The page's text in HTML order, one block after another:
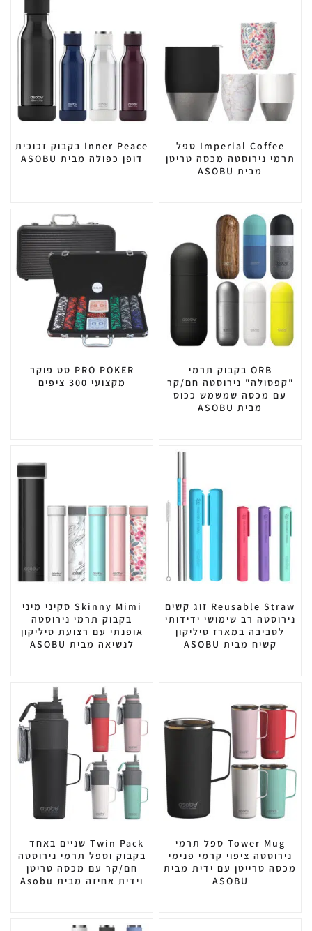
Imperial Coffee ספל
תרמי נירוסטה מכסה טריטן
מבית ASOBU
Inner Peace בקבוק זכוכית
דופן כפולה מבית ASOBU
ORB בקבוק תרמי
"קפסולה" נירוסטה חם/קר
עם מכסה שמשמש ככוס
מבית ASOBU
PRO POKER סט פוקר
מקצועי 300 ציפים
Reusable Straw זוג קשים
נירוסטה רב שימושי ידידותי
לסביבה במארז סיליקון
קשיח מבית ASOBU
Skinny Mimi סקיני מיני
בקבוק תרמי נירוסטה
אופנתי עם רצועת סיליקון
לנשיאה מבית ASOBU
Tower Mug ספל תרמי
נירוסטה ציפוי קרמי פנימי
מכסה טרייטן עם ידית מבית
ASOBU
Twin Pack שניים באחד –
בקבוק וספל תרמי נירוסטה
חם/קר עם מכסה טריטן
וידית אחיזה מבית Asobu